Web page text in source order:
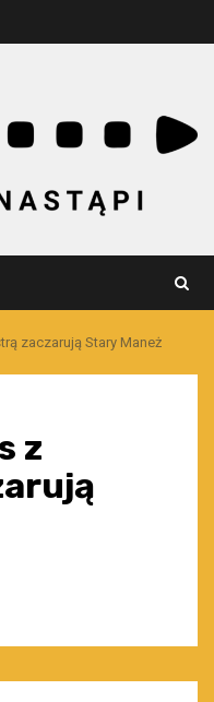
zaczarują Stary Maneż
z